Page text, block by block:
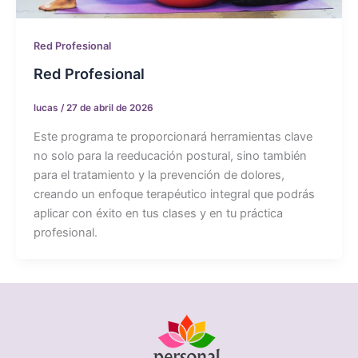
Red Profesional
Red Profesional
lucas /27 de abril de 2026
Este programa te proporcionará herramientas clave
no solo para la reeducación postural, sino también
para el tratamiento y la prevención de dolores,
creando un enfoque terapéutico integral que podrás
aplicar con éxito en tus clases y en tu práctica
profesional.